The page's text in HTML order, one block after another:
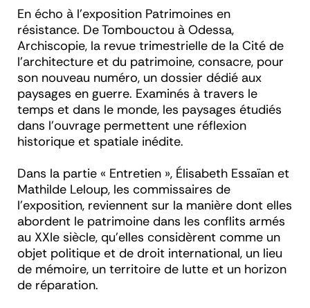
En écho à l’exposition Patrimoines en
résistance. De Tombouctou à Odessa,
Archiscopie, la revue trimestrielle de la Cité de
l’architecture et du patrimoine, consacre, pour
son nouveau numéro, un dossier dédié aux
paysages en guerre. Examinés à travers le
temps et dans le monde, les paysages étudiés
dans l’ouvrage permettent une réflexion
historique et spatiale inédite.
Dans la partie « Entretien », Élisabeth Essaïan et
Mathilde Leloup, les commissaires de
l’exposition, reviennent sur la manière dont elles
abordent le patrimoine dans les conflits armés
au XXIe siècle, qu’elles considèrent comme un
objet politique et de droit international, un lieu
de mémoire, un territoire de lutte et un horizon
de réparation.